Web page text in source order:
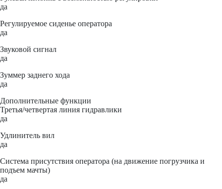
да
Регулируемое сиденье оператора
да
Звуковой сигнал
да
Зуммер заднего хода
да
Дополнительные функции
Третья/четвертая линия гидравлики
да
Удлинитель вил
да
Система присутствия оператора (на движение погрузчика и
подъем мачты)
да